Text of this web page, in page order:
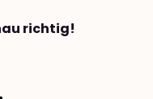
richtig!